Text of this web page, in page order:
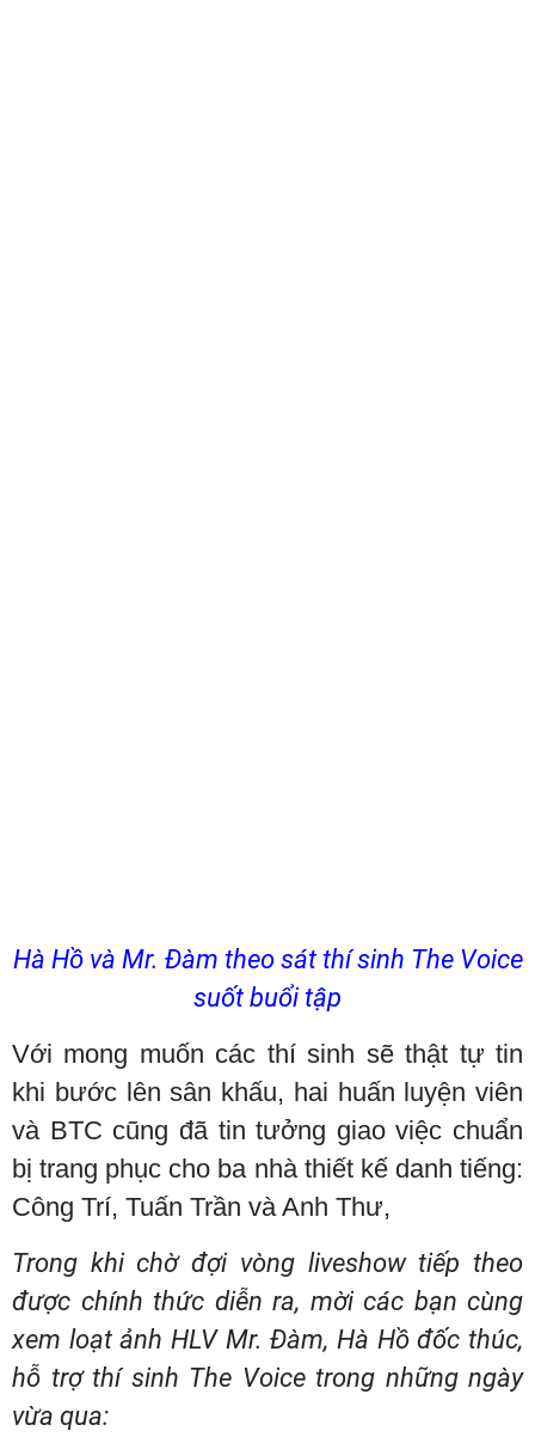
Hà Hồ và Mr. Đàm theo sát thí sinh The Voice
suốt buổi tập
Với mong muốn các thí sinh sẽ thật tự tin
khi bước lên sân khấu, hai huấn luyện viên
và BTC cũng đã tin tưởng giao việc chuẩn
bị trang phục cho ba nhà thiết kế danh tiếng:
Công Trí, Tuấn Trần và Anh Thư,
Trong khi chờ đợi vòng liveshow tiếp theo
được chính thức diễn ra, mời các bạn cùng
xem loạt ảnh HLV Mr. Đàm, Hà Hồ đốc thúc,
hỗ trợ thí sinh The Voice trong những ngày
vừa qua: